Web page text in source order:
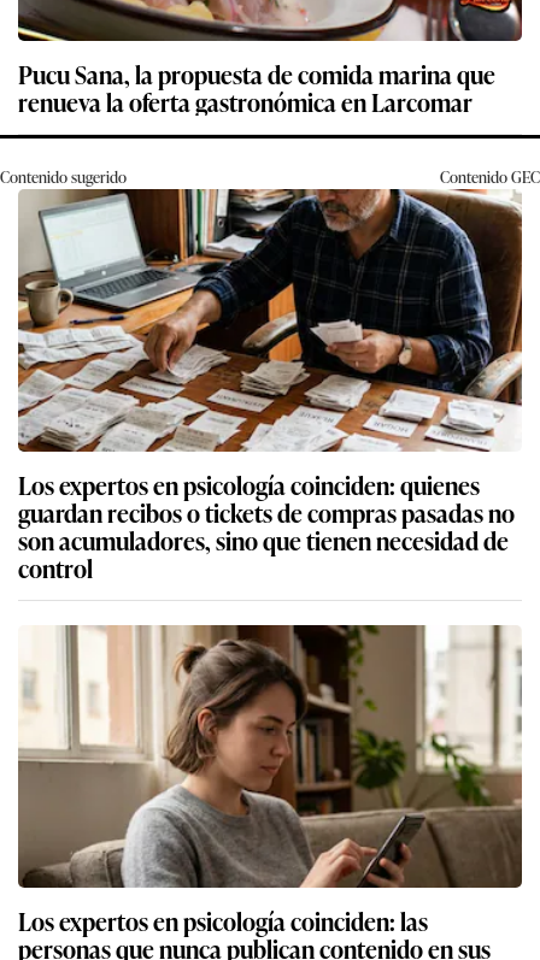
Pucu Sana, la propuesta de comida marina que
renueva la oferta gastronómica en Larcomar
Contenido sugerido ContenidoGEC
Los expertos en psicología coinciden: quienes
guardan recibos o tickets de compras pasadas no
son acumuladores, sino que tienen necesidad de
control
Los expertos en psicología coinciden: las
personas que nunca publican contenido en sus